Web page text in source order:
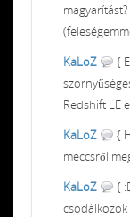
KaLoZ
{
Redshift LE
KaLoZ
{
meccsről
KaLoZ
{
csodálkozok